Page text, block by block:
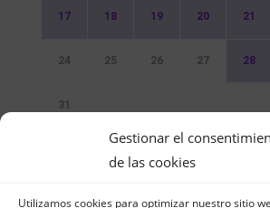
Gestionar el
de las cookies
Utilizamos cookies para optimizar nuestro sitio
17 18 19 20 21
24 25 26 27 28
31
Sin Eventos